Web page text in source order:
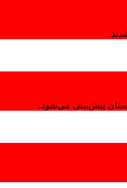
پیش‌بینی می‌شود.